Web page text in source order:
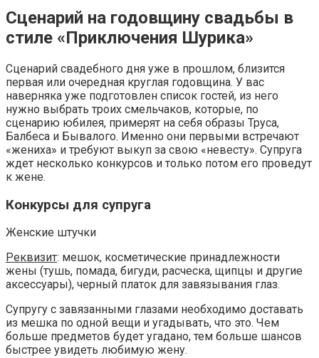
Сценарий на годовщину свадьбы в
стиле «Приключения Шурика»
Сценарий свадебного дня уже в прошлом, близится
первая или очередная круглая годовщина. У вас
наверняка уже подготовлен список гостей, из него
нужно выбрать троих смельчаков, которые, по
сценарию юбилея, примерят на себя образы Труса,
Балбеса и Бывалого. Именно они первыми встречают
«жениха» и требуют выкуп за свою «невесту». Супруга
ждет несколько конкурсов и только потом его проведут
к жене.
Конкурсы для супруга
Женские штучки
Реквизит: мешок, косметические принадлежности
жены (тушь, помада, бигуди, расческа, щипцы и другие
аксессуары), черный платок для завязывания глаз.
Супругу с завязанными глазами необходимо доставать
из мешка по одной вещи и угадывать, что это. Чем
больше предметов будет угадано, тем больше шансов
быстрее увидеть любимую жену.